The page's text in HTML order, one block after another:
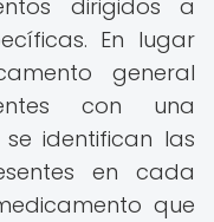
dirigidos a
En lugar
general
con una
identifican las
en cada
que